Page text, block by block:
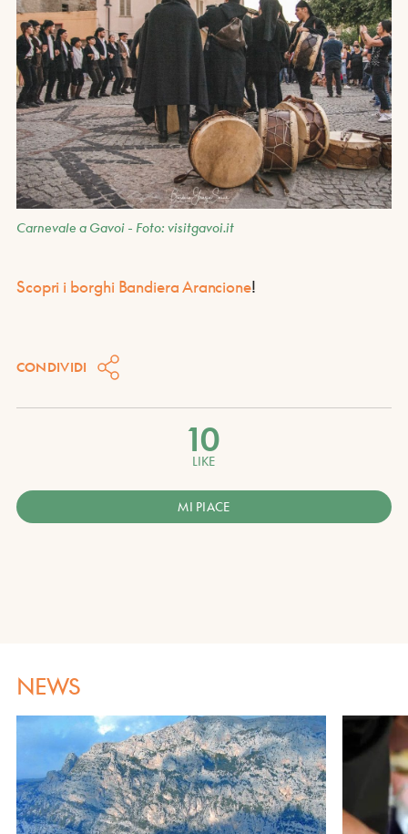
Carnevale a Gavoi - Foto: visitgavoi.it
Scopri i borghi Bandiera Arancione!
CONDIVIDI
10
LIKE
MI PIACE
NEWS